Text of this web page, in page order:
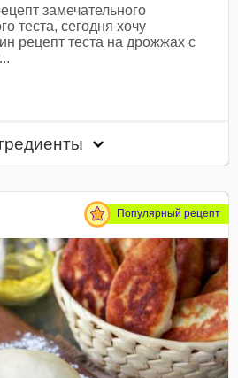
замечательного
теста, сегодня хочу
рецепт теста на дрожжах с
Популярный рецепт